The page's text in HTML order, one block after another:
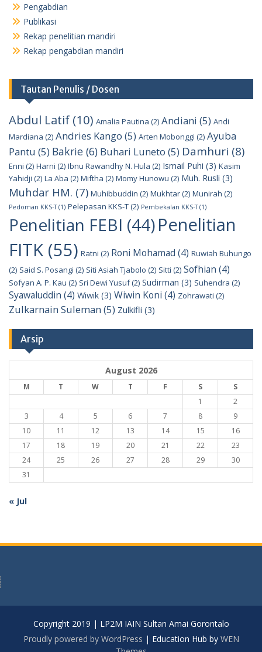
Pengabdian
Publikasi
Rekap penelitian mandiri
Rekap pengabdian mandiri
Tautan Penulis / Dosen
Abdul Latif (10) Amalia Pautina (2) Andiani (5) Andi
Mardiana (2) Andries Kango (5) Arten Mobonggi (2) Ayuba
Pantu (5) Bakrie (6) Buhari Luneto (5) Damhuri (8)
Enni (2) Harni (2) Ibnu Rawandhy N. Hula (2) Ismail Puhi (3) Kasim
Yahidji (2) La Aba (2) Miftha (2) Momy Hunowu (2) Muh. Rusli (3)
Muhdar HM. (7) Muhibbuddin (2) Mukhtar(2) Munirah (2)
Pedoman KKS-T(1) Pelepasan KKS-T(2) Pembekalan KKS-T(1)
Penelitian FEBI (44)Penelitian
FITK (55) Ratni (2) Roni Mohamad (4) Ruwiah Buhungo
(2) Said S. Posangi (2) Siti Asiah Tjabolo (2) Sitti (2) Sofhian (4)
Sofyan A. P. Kau (2) Sri Dewi Yusuf(2) Sudirman (3) Suhendra (2)
Syawaluddin (4) Wiwik (3) Wiwin Koni (4) Zohrawati (2)
Zulkarnain Suleman(5) Zulkifli (3)
Arsip
August 2026
M T W T F S
S
1
2
3
4 5 6 7 8
9
10
11 12 13 14 15
16
17
18 19 20 21 22
23
24
25 26 27 28 29
30
31
« Jul
Copyright 2019 | LP2M IAIN Sultan Amai Gorontalo
Proudly powered by WordPress | Education Hub by WEN